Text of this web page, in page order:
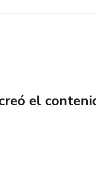
el